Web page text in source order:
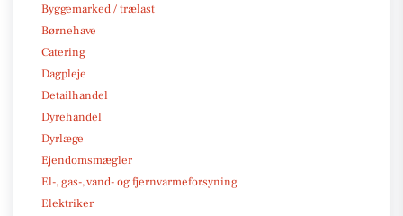
Byggemarked / trælast
Børnehave
Catering
Dagpleje
Detailhandel
Dyrehandel
Dyrlæge
Ejendomsmægler
El-, gas-, vand- og fjernvarmeforsyning
Elektriker